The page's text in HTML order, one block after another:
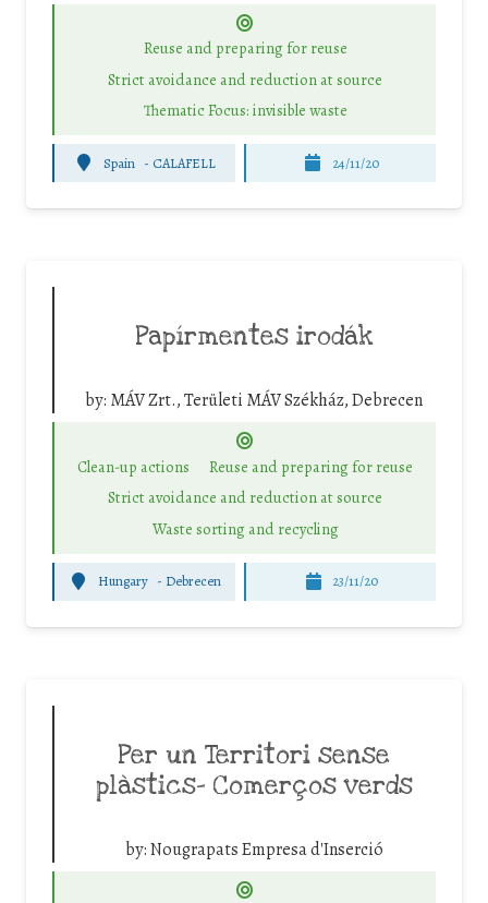
Reuse and preparing for reuse
Strict avoidance and reduction at source
Thematic Focus: invisible waste
Spain - CALAFELL 24/11/20
Papírmentes irodák
by: MÁV Zrt., Területi MÁV Székház, Debrecen
Clean-up actions
Reuse and preparing for reuse
Strict avoidance and reduction at source
Waste sorting and recycling
Hungary - Debrecen 23/11/20
Per un Territori sense
plàstics- Comerços verds
by:Nougrapats Empresa d'Inserció